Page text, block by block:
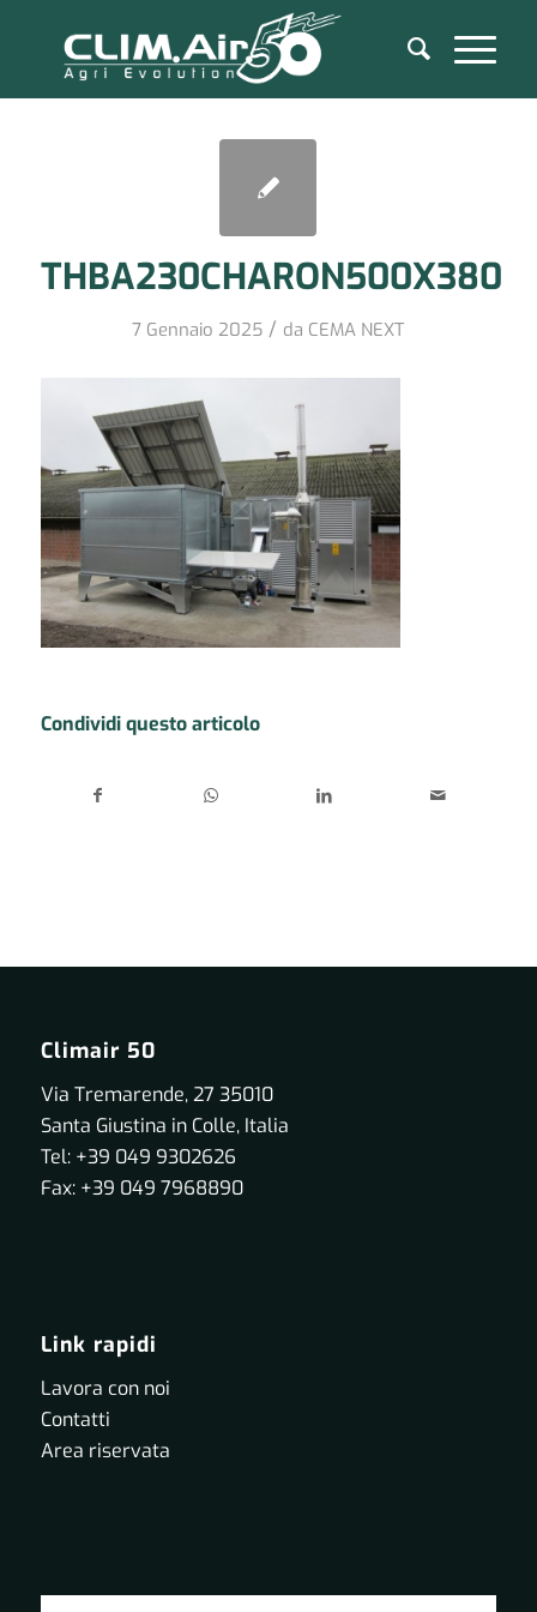
THBA230CHARON500X380
7 Gennaio 2025 / da CEMA NEXT
Condividi questo articolo
Climair 50
Via Tremarende, 27 35010
Santa Giustina in Colle, Italia
Tel: +39 049 9302626
Fax: +39 049 7968890
Link rapidi
Lavora con noi
Contatti
Area riservata